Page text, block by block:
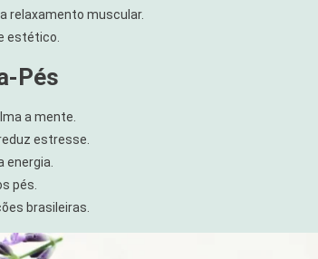
relaxamento muscular.
estético.
Pés
a mente.
estresse.
energia.
pés.
brasileiras.